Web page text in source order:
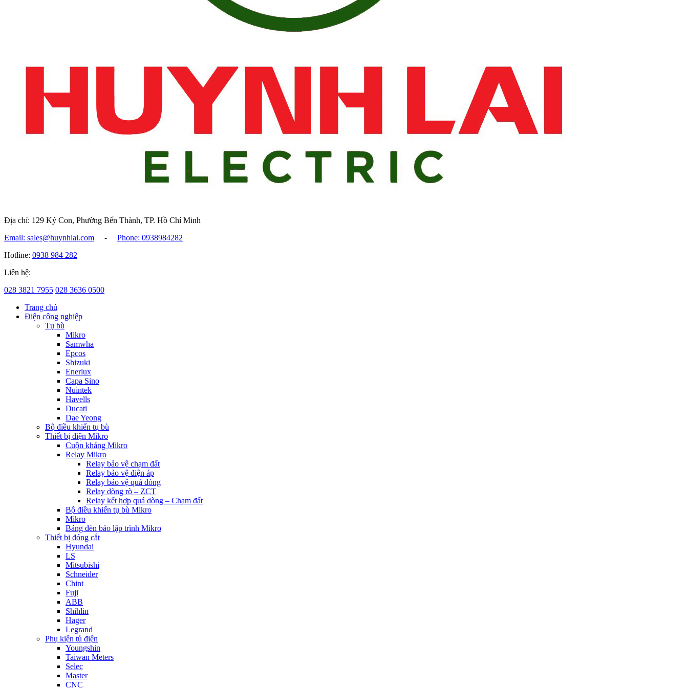
Địa chỉ: 129 Ký Con, Phường Bến Thành, TP. Hồ Chí Minh
Email: sales@huynhlai.com
-
Phone: 0938984282
Hotline: 0938 984 282
Liên hệ:
028 3821 7955 028 3636 0500
Trang chủ
Điện công nghiệp
Tụ bù
Mikro
Samwha
Epcos
Shizuki
Enerlux
Capa Sino
Nuintek
Havells
Ducati
Dae Yeong
Bộ điều khiển tụ bù
Thiết bị điện Mikro
Cuộn kháng Mikro
Relay Mikro
Relay bảo vệ chạm đất
Relay bảo vệ điện áp
Relay bảo vệ quá dòng
Relay dòng rò – ZCT
Relay kết hợp quá dòng – Chạm đất
Bộ điều khiển tụ bù Mikro
Mikro
Bảng đèn báo lập trình Mikro
Thiết bị đóng cắt
Hyundai
LS
Mitsubishi
Schneider
Chint
Fuji
ABB
Shihlin
Hager
Legrand
Phụ kiện tủ điện
Youngshin
Taiwan Meters
Selec
Master
CNC